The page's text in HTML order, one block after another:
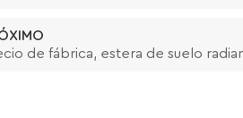
de fábrica, estera de suelo